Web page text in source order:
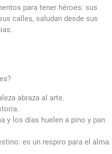
para tener héroes: sus
calles, saludan desde sus
abraza al arte.
y los días huelen a pino y pan
es un respiro para el alma.